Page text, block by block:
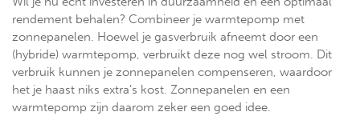
rendement behalen? Combineer je warmtepomp met
zonnepanelen. Hoewel je gasverbruik afneemt door een
(hybride) warmtepomp, verbruikt deze nog wel stroom. Dit
verbruik kunnen je zonnepanelen compenseren, waardoor
het je haast niks extra’s kost. Zonnepanelen en een
warmtepomp zijn daarom zeker een goed idee.